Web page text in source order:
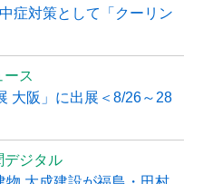
症対策として「クーリン
ース
大阪」に出展＜8/26～28
デジタル